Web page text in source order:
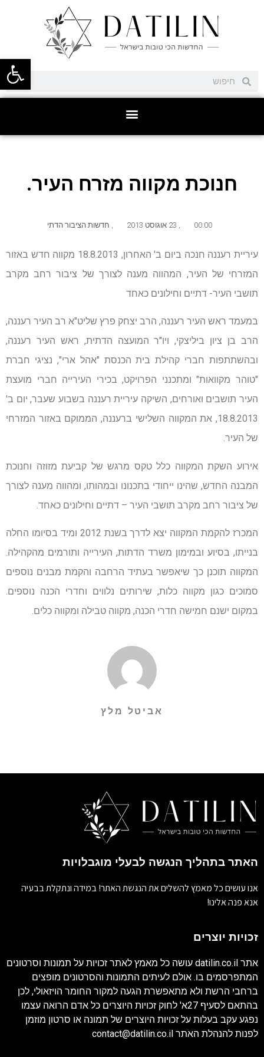
פתח
חנוכת מקווה מזרח העיר.
00:00
,
, חדשות הציבור הדתי
עיריית רעננה חנכה ביום ב' האחרון, 18.8.2013 מקווה חדש באזור
המזרחי של העיר, המהווה מענה לצורך של ציבור רחב מקרב
תושבי העיר- דתיים וחילונים כאחד
במעמד ראש העיר רעננה, הרב יצחק פרץ שליט"א רב העיר רעננה,
הרב בן ציון ביליצקי, ויו"ר המועצה הדתית, ראש העיר רעננה,
ובהשתתפות חברי קהילת בית הכנסת "אהל ארי", נציגי חברת
"טוהר מקוואות" ומתכנני הפרויקט, בכירי העירייה חברי מועצת
העיר תושבים ואורחים, השיקה עיריית רעננה בשבוע שעבר, יום ב'
18.8.2013, את המקווה השלישי ברעננה, הממוקם באזור המזרחי
של העיר.
אירוע השקת המקווה כלל טקס מרגש של קביעת מזוזה וחנוכת
המבנה החדש, שהינו ייחודי בתכנונו ובמהותו, ומהווה מענה לצורך
של ציבור רחב מקרב תושבי העיר – דתיים וחילונים כאחד.
המכרז להקמת המקווה יצא לדרך בשנת 2012 ומיד בסיומו החלה
בנייתו, בסיוע ובמימון משרד הדתות, העירייה ותורמים מהקהילה.
המקווה תוכנן כך שיאפשר בעתיד הרחבה והקמת מבנים נוספים
סמוכים כגון מקווה כלות, שירותים נלווים וחדרי הכנה נוספים.
במקום ישנם חמישה חדרי הכנה, מקווה טבילה ומקווה כלים.
אביטל מלץ
האתר בתהליך הנגשה לבעלי מוגבלויות
אנו עושים כל מאמץ להשלים את הנגשת האתר! במידה ונתקלת בבעיה
אנא פנה אלינו!
זכויות יוצרים
אתר datilin.co.il עושה כל מאמץ לאתר זכויות על תמונות וסרטונים
המתפרסמים בו. אולם לעיתים התמונות והסרטונים מופצים
ברחבי הרשת ולא מתאפשרת הגעה למקור החומר הויזאולי, לכן
בהתאם לסעיף 27א' לחוק זכויות היוצרים כל אדם הרואה עצמו
נפגע עקב בעלות על זכויות היוצרים של תמונה או סרטון מוזמן
לפנות להנהלת האתר contact@datilin.co.il